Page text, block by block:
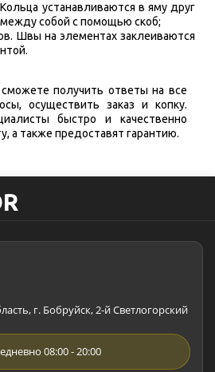
устанавливаются в яму друг
между собой с помощью скоб;
Швы на элементах заклеиваются
получить ответы на все
осуществить заказ и копку.
быстро и качественно
а также предоставят гарантию.
, г. Бобруйск,2-й Светлогорский
08:00 - 20:00